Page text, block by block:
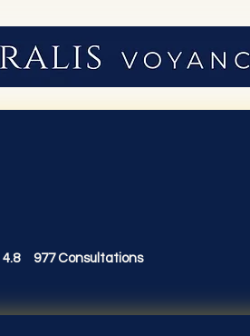
4.8 977 Consultations
la note moyenne est 4.8 sur 5, d'après